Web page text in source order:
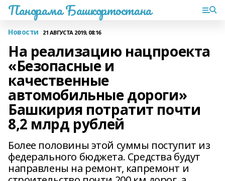
Панорама Башкортостана
Новости 21 АВГУСТА 2019, 08:16
На реализацию нацпроекта
«Безопасные и
качественные
автомобильные дороги»
Башкирия потратит почти
8,2 млрд рублей
Более половины этой суммы поступит из
федерального бюджета. Средства будут
направлены на ремонт, капремонт и